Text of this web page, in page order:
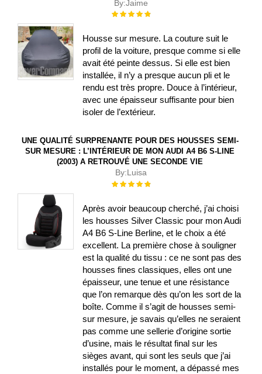
By:Jaime
Évaluation :
Housse sur mesure. La couture suit le
profil de la voiture, presque comme si elle
avait été peinte dessus. Si elle est bien
installée, il n’y a presque aucun pli et le
rendu est très propre. Douce à l’intérieur,
avec une épaisseur suffisante pour bien
isoler de l’extérieur.
UNE QUALITÉ SURPRENANTE POUR DES HOUSSES SEMI-
SUR MESURE : L’INTÉRIEUR DE MON AUDI A4 B6 S-LINE
(2003) A RETROUVÉ UNE SECONDE VIE
By:Luisa
Évaluation :
Après avoir beaucoup cherché, j’ai choisi
les housses Silver Classic pour mon Audi
A4 B6 S-Line Berline, et le choix a été
excellent. La première chose à souligner
est la qualité du tissu : ce ne sont pas des
housses fines classiques, elles ont une
épaisseur, une tenue et une résistance
que l’on remarque dès qu’on les sort de la
boîte. Comme il s’agit de housses semi-
sur mesure, je savais qu’elles ne seraient
pas comme une sellerie d’origine sortie
d’usine, mais le résultat final sur les
sièges avant, qui sont les seuls que j’ai
installés pour le moment, a dépassé mes